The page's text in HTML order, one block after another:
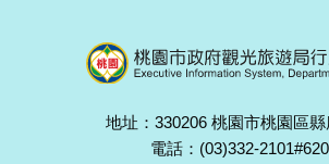
地址：330206 桃園市桃園區
電話：(03)332-